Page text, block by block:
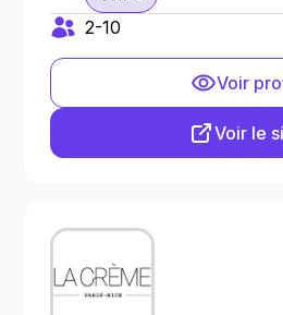
2-10
Voir
Voir le